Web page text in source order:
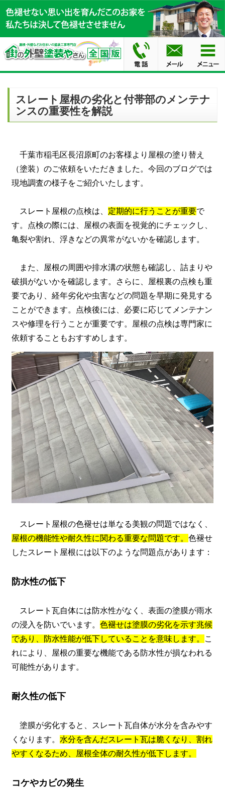
スレート屋根の劣化と付帯部のメンテナ
ンスの重要性を解説
千葉市稲毛区長沼原町のお客様より屋根の塗り替え
（塗装）のご依頼をいただきました。今回のブログでは
現地調査の様子をご紹介いたします。
スレート屋根の点検は、 定期的に行うことが重要で
す。点検の際には、屋根の表面を視覚的にチェックし、
亀裂や割れ、浮きなどの異常がないかを確認します。
また、屋根の周囲や排水溝の状態も確認し、詰まりや
破損がないかを確認します。さらに、屋根裏の点検も重
要であり、経年劣化や虫害などの問題を早期に発見する
ことができます。点検後には、必要に応じてメンテナン
スや修理を行うことが重要です。屋根の点検は専門家に
依頼することもおすすめします。
スレート屋根の色褪せは単なる美観の問題ではなく、
屋根の機能性や耐久性に関わる重要な問題です。 色褪せ
したスレート屋根には以下のような問題点があります：
防水性の低下
スレート瓦自体には防水性がなく、表面の塗膜が雨水
の浸入を防いでいます。 色褪せは塗膜の劣化を示す兆候
であり、防水性能が低下していることを意味します。
こ
れにより、屋根の重要な機能である防水性が損なわれる
可能性があります。
耐久性の低下
塗膜が劣化すると、スレート瓦自体が水分を含みやす
くなります。 水分を含んだスレート瓦は脆くなり、割れ
やすくなるため、屋根全体の耐久性が低下します。
コケやカビの発生